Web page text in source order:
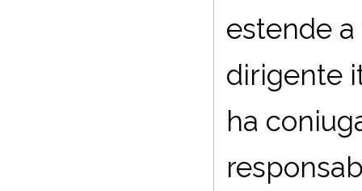
estende
dirigente
ha